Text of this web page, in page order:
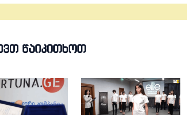
ᲬᲐᲘᲙᲘᲗᲮᲝᲗ